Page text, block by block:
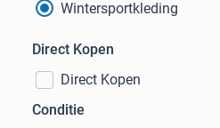
Wintersportkleding
Direct Kopen
Direct Kopen
Conditie